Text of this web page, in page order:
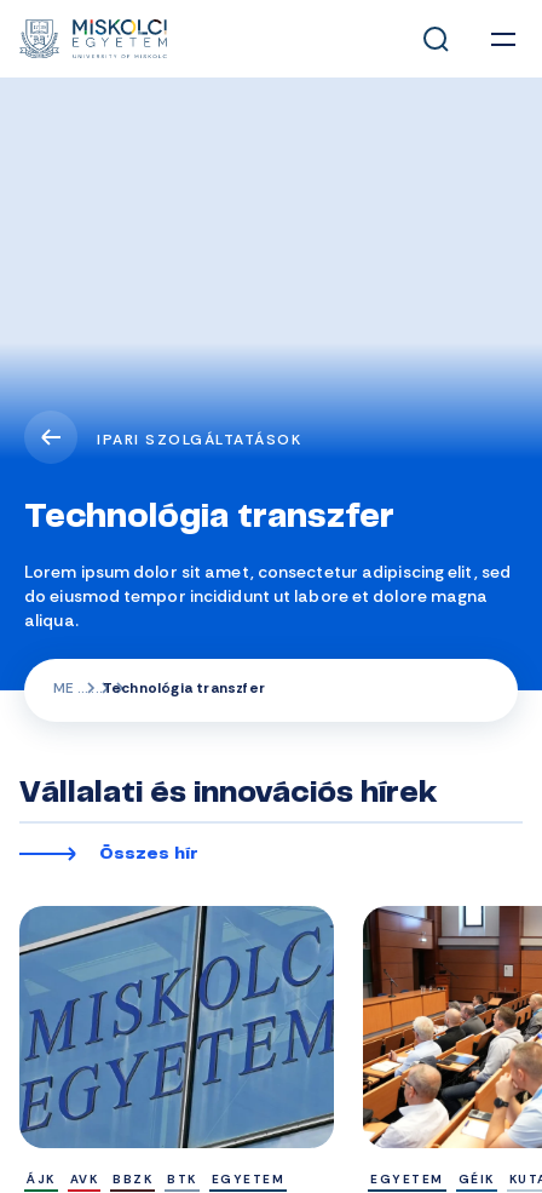
IPARI SZOLGÁLTATÁSOK
Technológia transzfer
Lorem ipsum dolor sit amet, consectetur adipiscing elit, sed
do eiusmod tempor incididunt ut labore et dolore magna
aliqua.
ME Technológia transzfer
Vállalati és innovációs hírek
Összes hír
ÁJK AVK BBZK BTK
EGYETEM
EGYETEM GÉIK